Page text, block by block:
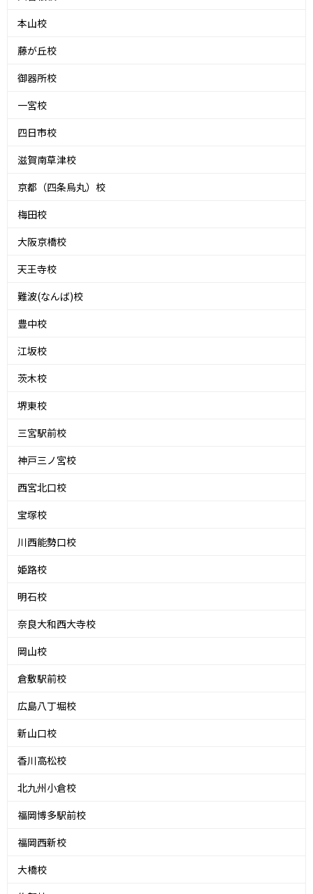
本山校
藤が丘校
御器所校
一宮校
四日市校
滋賀南草津校
京都（四条烏丸）校
梅田校
大阪京橋校
天王寺校
難波(なんば)校
豊中校
江坂校
茨木校
堺東校
三宮駅前校
神戸三ノ宮校
西宮北口校
宝塚校
川西能勢口校
姫路校
明石校
奈良大和西大寺校
岡山校
倉敷駅前校
広島八丁堀校
新山口校
香川高松校
北九州小倉校
福岡博多駅前校
福岡西新校
大橋校